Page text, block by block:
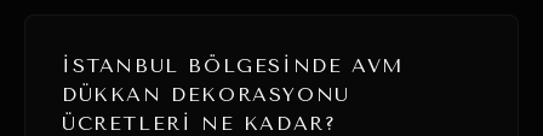
İSTANBUL BÖLGESINDE AVM
DÜKKAN DEKORASYONU
ÜCRETLERI NE KADAR?